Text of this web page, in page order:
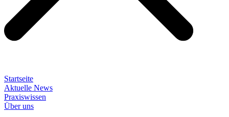
Startseite
Aktuelle News
Praxiswissen
Über uns